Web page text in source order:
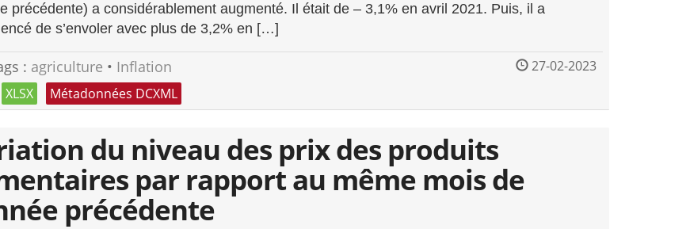
précédente) a considérablement augmenté. Il était de – 3,1% en avril 2021. Puis, il a
de s’envoler avec plus de 3,2% en […]
: agriculture • Inflation
27-02-2023
XLSX Métadonnées DCXML
du niveau des prix des produits
par rapport au même mois de
précédente